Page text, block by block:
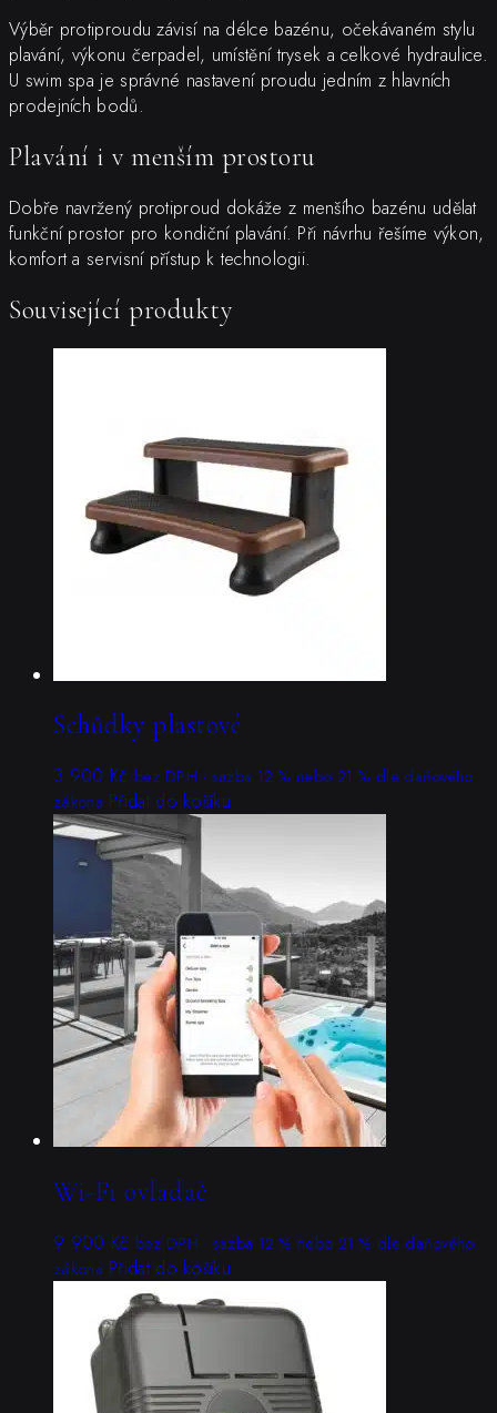
Výběr protiproudu závisí na délce bazénu, očekávaném stylu
plavání, výkonu čerpadel, umístění trysek a celkové hydraulice.
U swim spa je správné nastavení proudu jedním z hlavních
prodejních bodů.
Plavání i v menším prostoru
Dobře navržený protiproud dokáže z menšího bazénu udělat
funkční prostor pro kondiční plavání. Při návrhu řešíme výkon,
komfort a servisní přístup k technologii.
Související produkty
Schůdky plastové
3 900 Kč bez DPH · sazba 12 % nebo 21 % dle daňového
zákona Přidat do košíku
Wi-Fi ovladač
9 900 Kč bez DPH · sazba 12 % nebo 21 % dle daňového
zákona Přidat do košíku